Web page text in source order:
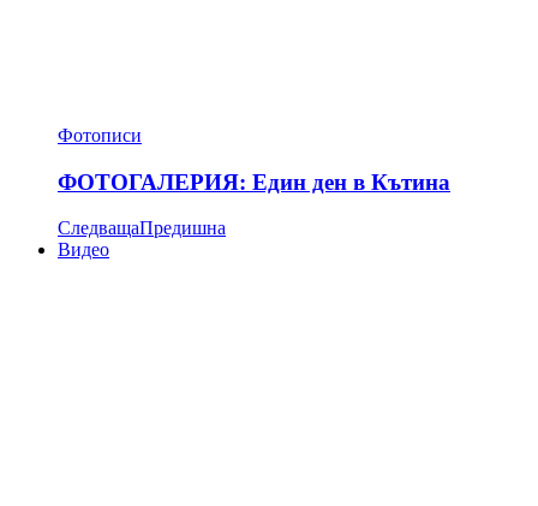
Фотописи
ФОТОГАЛЕРИЯ: Един ден в Кътина
СледващаПредишна
Видео